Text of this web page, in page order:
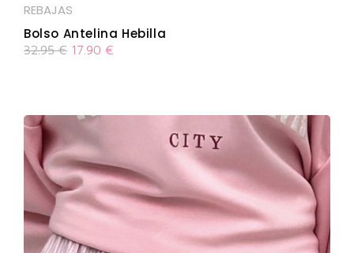
REBAJAS
Bolso Antelina Hebilla
32.95€ 17.90 €